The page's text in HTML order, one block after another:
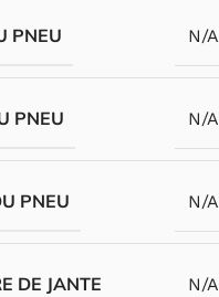
PNEU N/A
PNEU N/A
PNEU N/A
DE JANTE N/A